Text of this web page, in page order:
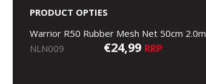
PRODUCT OPTIES
Warrior R50 Rubber Mesh Net 50cm 2.0m
NLN009
€24,99 RRP